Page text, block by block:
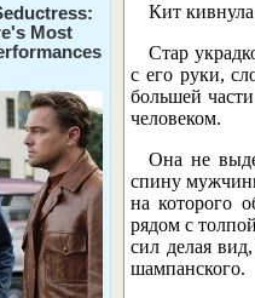
Most
Кит
Стар
с его руки,
большей
человеком.
Она не
спину
на которого
рядом с
сил делая
шампанского.